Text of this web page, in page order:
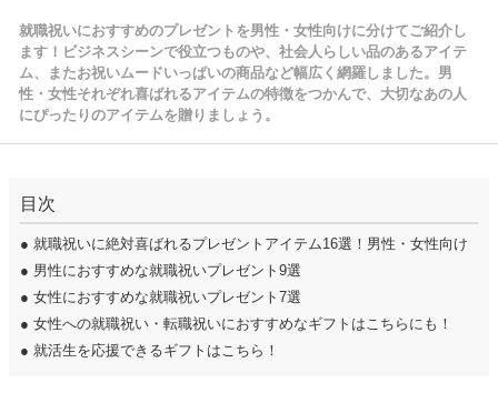
就職祝いにおすすめのプレゼントを男性・女性向けに分けてご紹介し
ます！ビジネスシーンで役立つものや、社会人らしい品のあるアイテ
ム、またお祝いムードいっぱいの商品など幅広く網羅しました。男
性・女性それぞれ喜ばれるアイテムの特徴をつかんで、大切なあの人
にぴったりのアイテムを贈りましょう。
目次
● 就職祝いに絶対喜ばれるプレゼントアイテム16選！男性・女性向け
● 男性におすすめな就職祝いプレゼント9選
● 女性におすすめな就職祝いプレゼント7選
● 女性への就職祝い・転職祝いにおすすめなギフトはこちらにも！
● 就活生を応援できるギフトはこちら！